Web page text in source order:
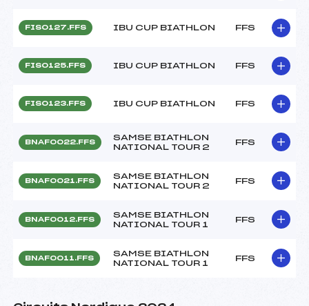
FIS0127.FFS IBU CUP BIATHLON FFS
FIS0125.FFS IBU CUP BIATHLON FFS
FIS0123.FFS IBU CUP BIATHLON FFS
BNAF0022.FFS
SAMSE BIATHLON
NATIONAL TOUR 2
FFS
BNAF0021.FFS
SAMSE BIATHLON
NATIONAL TOUR 2
FFS
BNAF0012.FFS
SAMSE BIATHLON
NATIONAL TOUR 1
FFS
BNAF0011.FFS
SAMSE BIATHLON
NATIONAL TOUR 1
FFS